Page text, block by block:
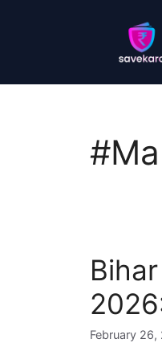
February 26,